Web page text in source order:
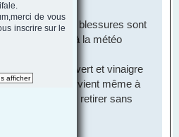
de vous
inscrire sur le
etc, et si ces blessures sont
et liées à la météo
Citron vert et vinaigre
même vinaigre vient même à
permet de les retirer sans
mer: